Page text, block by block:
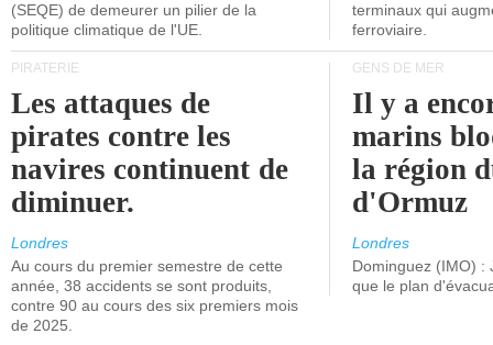
(SEQE) de demeurer un pilier de la
politique climatique de l'UE.
terminaux qui
ferroviaire.
PIRATERIE
Les attaques de
pirates contre les
navires continuent de
diminuer.
Londres
Au cours du premier semestre de cette
année, 38 accidents se sont produits,
contre 90 au cours des six premiers mois
de 2025.
GENS DE MER
Il y a
marins
la région
d'Ormuz
Londres
Dominguez (IMO) :
que le plan